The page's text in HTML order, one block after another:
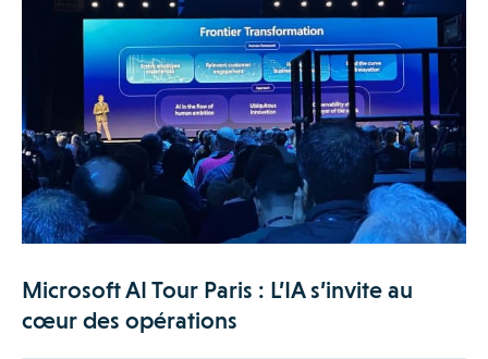
Microsoft AI Tour Paris : L’IA s’invite au
cœur des opérations